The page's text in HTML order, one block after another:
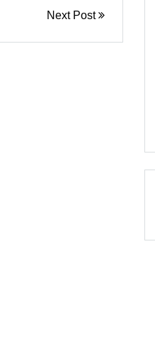
Next Post